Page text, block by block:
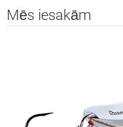
Mēs iesakām